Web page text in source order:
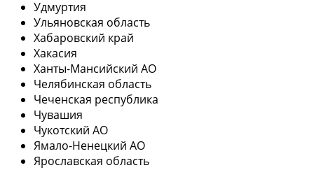
Удмуртия
Ульяновская область
Хабаровский край
Хакасия
Ханты-Мансийский АО
Челябинская область
Чеченская республика
Чувашия
Чукотский АО
Ямало-Ненецкий АО
Ярославская область